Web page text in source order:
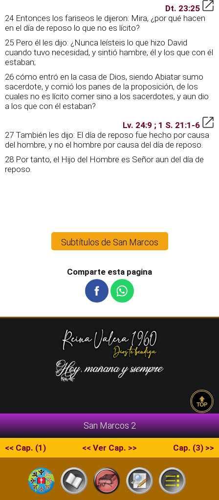
Dt. 23:25
24 Entonces los fariseos le dijeron: Mira, ¿por qué hacen
en el día de reposo lo que no es lícito?
25 Pero él les dijo: ¿Nunca leísteis lo que hizo David
cuando tuvo necesidad, y sintió hambre, él y los que con él
estaban;
26 cómo entró en la casa de Dios, siendo Abiatar sumo
sacerdote, y comió los panes de la proposición, de los
cuales no es lícito comer sino a los sacerdotes, y aun dio
a los que con él estaban?
Lv. 24:9 ; 1 S. 21:1-6
27 También les dijo: El día de reposo fue hecho por causa
del hombre, y no el hombre por causa del día de reposo.
28 Por tanto, el Hijo del Hombre es Señor aun del día de
reposo.
Subtítulos de San Marcos
Comparte esta pagina
Copyright © 2026 La Escritura | RVR1960
<< Cap. (1) << Ver Cap. >> Cap. (3) >>
San Marcos 2